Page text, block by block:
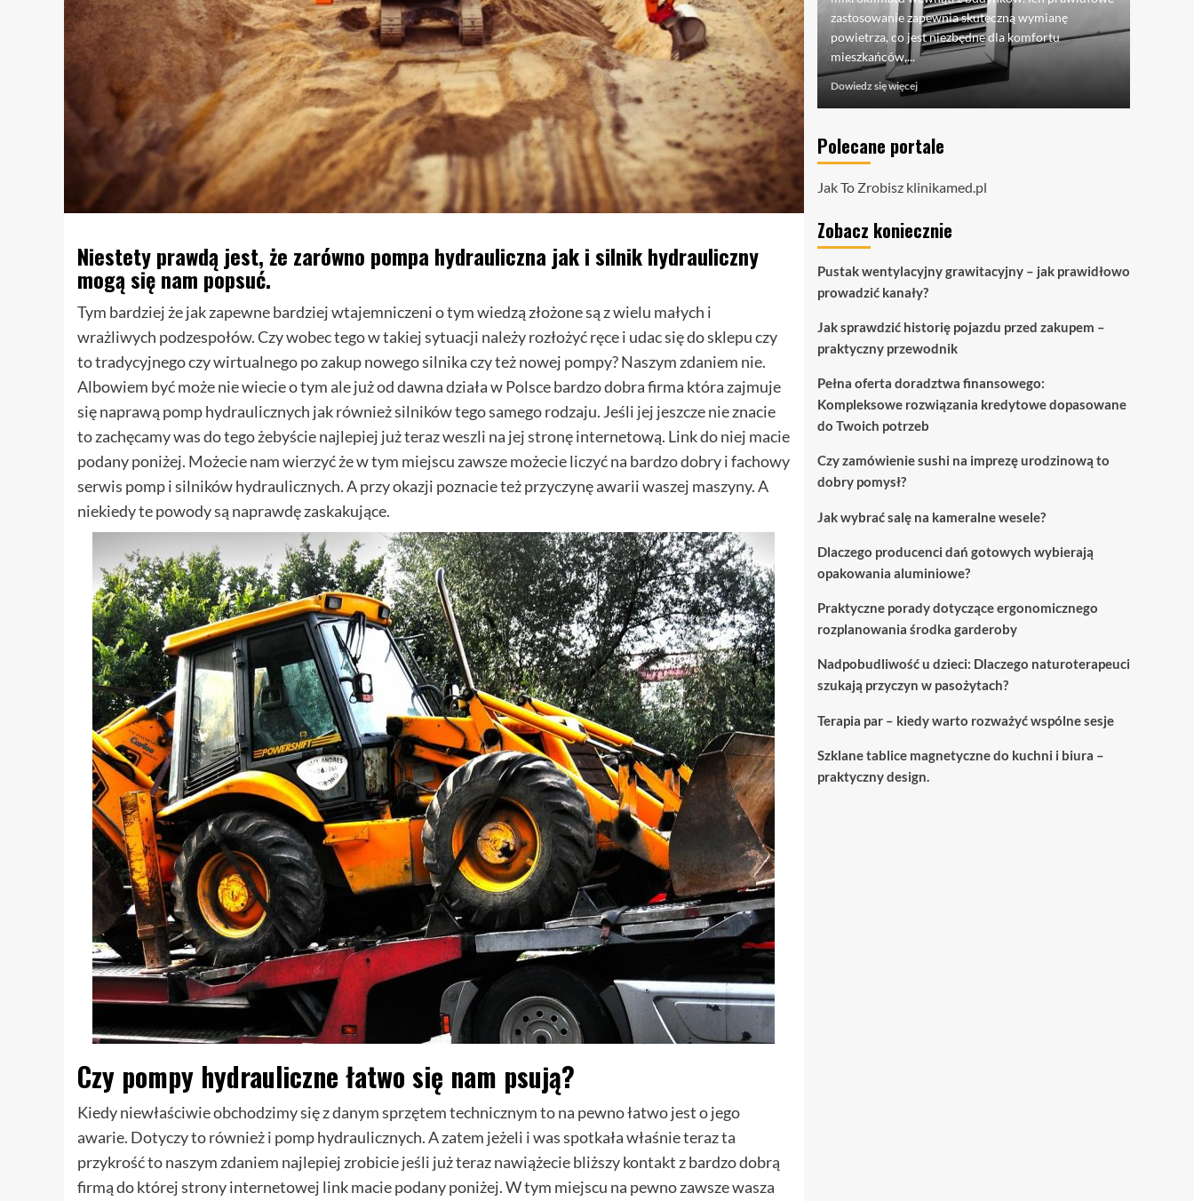
Niestety prawdą jest, że zarówno pompa hydrauliczna jak i silnik hydrauliczny
mogą się nam popsuć.
Tym bardziej że jak zapewne bardziej wtajemniczeni o tym wiedzą złożone są z wielu małych i
wrażliwych podzespołów. Czy wobec tego w takiej sytuacji należy rozłożyć ręce i udac się do sklepu czy
to tradycyjnego czy wirtualnego po zakup nowego silnika czy też nowej pompy? Naszym zdaniem nie.
Albowiem być może nie wiecie o tym ale już od dawna działa w Polsce bardzo dobra firma która zajmuje
się naprawą pomp hydraulicznych jak również silników tego samego rodzaju. Jeśli jej jeszcze nie znacie
to zachęcamy was do tego żebyście najlepiej już teraz weszli na jej stronę internetową. Link do niej macie
podany poniżej. Możecie nam wierzyć że w tym miejscu zawsze możecie liczyć na bardzo dobry i fachowy
serwis pomp i silników hydraulicznych. A przy okazji poznacie też przyczynę awarii waszej maszyny. A
niekiedy te powody są naprawdę zaskakujące.
Czy pompy hydrauliczne łatwo się nam psują?
Kiedy niewłaściwie obchodzimy się z danym sprzętem technicznym to na pewno łatwo jest o jego
awarie. Dotyczy to również i pomp hydraulicznych. A zatem jeżeli i was spotkała właśnie teraz ta
przykrość to naszym zdaniem najlepiej zrobicie jeśli już teraz nawiążecie bliższy kontakt z bardzo dobrą
firmą do której strony internetowej link macie podany poniżej. W tym miejscu na pewno zawsze wasza
spełniać...
Dowiedz się więcejDowiedz
się
więcej
o
Jak
wybrać
salę
na
kameralne
wesele?
zastosowanie zapewnia skuteczną wymianę
powietrza, co jest niezbędne dla komfortu
mieszkańców,...
Dowiedz się więcejDowiedz
Pustak
grawitacyjny
prawidłowo
kanały?
Polecane portale
Jak To Zrobisz klinikamed.pl
Zobacz koniecznie
Pustak wentylacyjny grawitacyjny – jak prawidłowo
prowadzić kanały?
Jak sprawdzić historię pojazdu przed zakupem –
praktyczny przewodnik
Pełna oferta doradztwa finansowego:
Kompleksowe rozwiązania kredytowe dopasowane
do Twoich potrzeb
Czy zamówienie sushi na imprezę urodzinową to
dobry pomysł?
Jak wybrać salę na kameralne wesele?
Dlaczego producenci dań gotowych wybierają
opakowania aluminiowe?
Praktyczne porady dotyczące ergonomicznego
rozplanowania środka garderoby
Nadpobudliwość u dzieci: Dlaczego naturoterapeuci
szukają przyczyn w pasożytach?
Terapia par – kiedy warto rozważyć wspólne sesje
Szklane tablice magnetyczne do kuchni i biura –
praktyczny design.